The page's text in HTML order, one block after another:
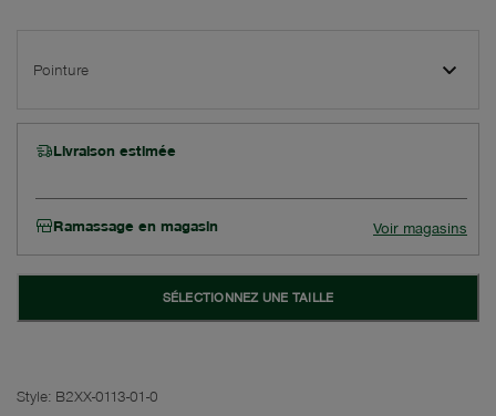
Pointure
Livraison estimée
Ramassage en magasin Voir magasins
SÉLECTIONNEZ UNE TAILLE
Style: B2XX-0113-01-0